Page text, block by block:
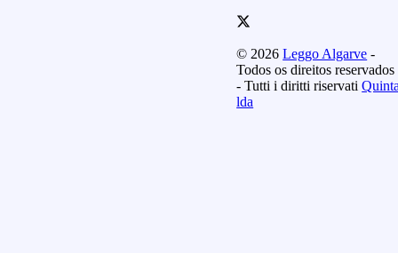
© 2026Leggo Algarve -
Todos os direitos reservados
- Tutti i diritti riservati
lda